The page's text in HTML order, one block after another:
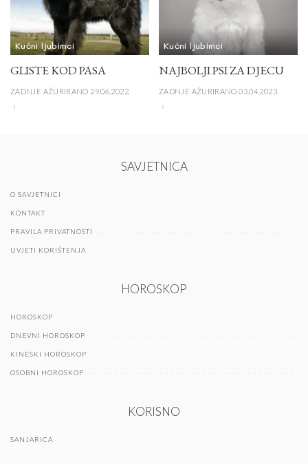
Kućni ljubimci
GLISTE KOD PASA
ZADNJE AŽURIRANO 29.06.2022.
Kućni ljubimci
NAJBOLJI PSI ZA DJECU
ZADNJE AŽURIRANO 03.04.2023.
SAVJETNICA
O SAVJETNICI
KONTAKT
PRAVILA PRIVATNOSTI
UVJETI KORIŠTENJA
HOROSKOP
HOROSKOP
DNEVNI HOROSKOP
KINESKI HOROSKOP
OSOBNI HOROSKOP
KORISNO
SANJARICA